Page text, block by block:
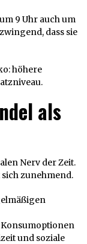
9 Uhr auch um
dass sie
höhere
als
Nerv der Zeit.
zunehmend.
und soziale